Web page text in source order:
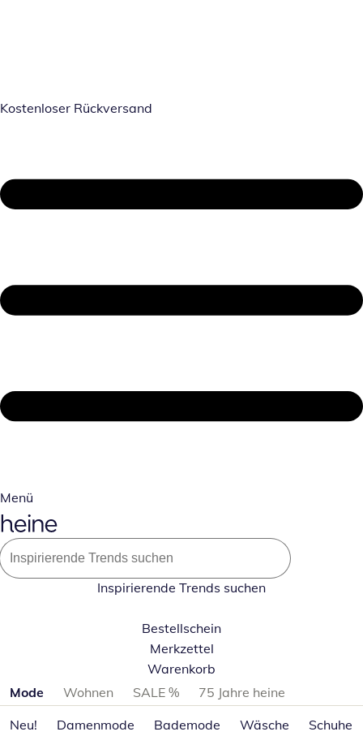
Kostenloser Rückversand
Menü
Inspirierende Trends suchen
Bestellschein
Merkzettel
Warenkorb
Produktkategorien überspringen
Mode Wohnen SALE %
75 Jahre heine
Neu!
Damenmode Bademode Wäsche Schuhe